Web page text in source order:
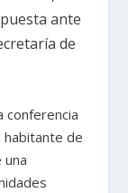
ante
de
conferencia
de
una